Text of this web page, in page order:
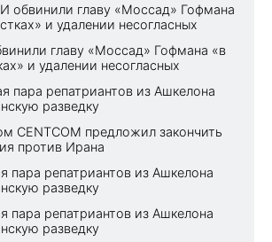
обвинили главу «Моссад» Гофмана
и удалении несогласных
главу «Моссад» Гофмана «в
и удалении несогласных
пара репатриантов из Ашкелона
разведку
CENTCOM предложил закончить
против Ирана
пара репатриантов из Ашкелона
разведку
пара репатриантов из Ашкелона
разведку